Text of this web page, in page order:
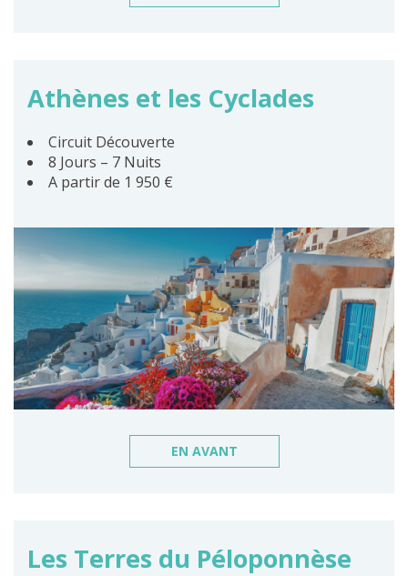
Athènes et les Cyclades
Circuit Découverte
8 Jours – 7 Nuits
A partir de 1 950 €
EN AVANT
Les Terres du Péloponnèse